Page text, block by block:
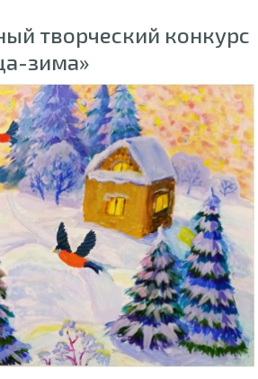
творческий конкурс
зима»